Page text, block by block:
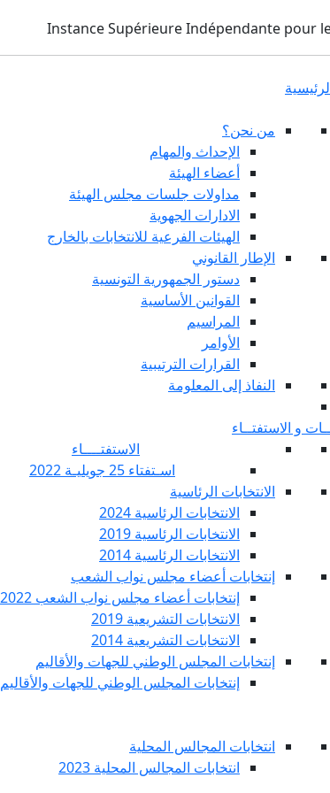
من نحن؟
الإحداث والمهام
أعضاء الهيئة
مداولات جلسات مجلس الهيئة
الادارات الجهوية
الهيئات الفرعية للانتخابات بالخارج
الإطار القانوني
دستور الجمهورية التونسية
القوانين الأساسية
المراسيم
الأوامر
القرارات الترتيبية
النفاذ إلى المعلومة
و الاستفتــاء
الاستفتــــاء
اسـتفتاء 25 جويليـة 2022
الانتخابات الرئاسية
الانتخابات الرئاسية 2024
الانتخابات الرئاسية 2019
الانتخابات الرئاسية 2014
إنتخابات أعضاء مجلس نواب الشعب
إنتخابات أعضاء مجلس نواب الشعب 2022
الانتخابات التشريعية 2019
الانتخابات التشريعية 2014
إنتخابات المجلس الوطني للجهات والأقاليم
إنتخابات المجلس الوطني للجهات والأقاليم 2024
انتخابات المجالس المحلية
انتخابات المجالس المحلية 2023